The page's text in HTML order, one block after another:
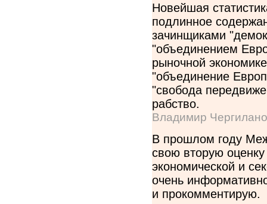
Новейшая
подлинное
зачинщиками
"объединением
рыночной
"объединение
"свобода
рабство.
Владимир
В прошлом году
свою вторую
экономической и
очень
и прокомментирую.